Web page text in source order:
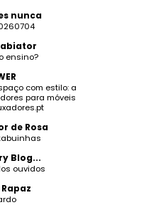
nunca
ensino?
com estilo: a
para móveis
de Rosa
Blog...
ouvidos